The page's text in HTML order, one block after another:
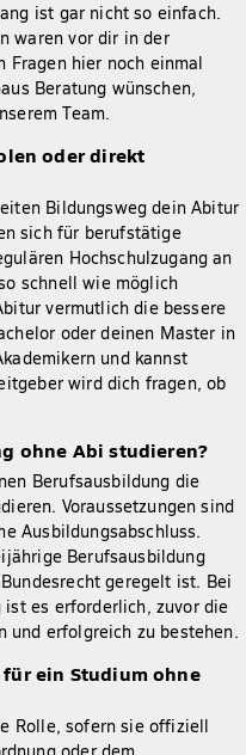
ist gar nicht so einfach.
waren vor dir in der
hier noch einmal
Beratung wünschen,
Team.
oder direkt
Bildungsweg dein Abitur
sich für berufstätige
Hochschulzugang an
schnell wie möglich
vermutlich die bessere
oder deinen Master in
und kannst
wird dich fragen, ob
ohne Abi studieren?
Berufsausbildung die
Voraussetzungen sind
Ausbildungsabschluss.
Berufsausbildung
geregelt ist. Bei
es erforderlich, zuvor die
und erfolgreich zu bestehen.
ein Studium ohne
Rolle, sofern sie offiziell